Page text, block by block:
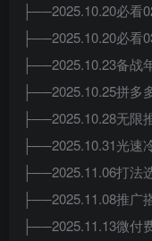
├──2025.10.20必看
├──2025.10.20必看
├──2025.10.23备战
├──2025.10.25拼多
├──2025.10.28无限
├──2025.10.31光速
├──2025.11.06打法
├──2025.11.08推广
├──2025.11.13微付